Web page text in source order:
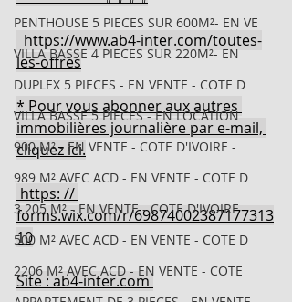
PENTHOUSE 5 PIECES SUR 600M²- EN VE
VILLA BASSE 4 PIECES SUR 220M²- EN
DUPLEX 5 PIECES - EN VENTE - COTE D
VILLA BASSE 5 PIECES - EN LOCATION
900 M² - EN VENTE - COTE D'IVOIRE -
989 M² AVEC ACD - EN VENTE - COTE D
3 205 M² - EN VENTE - COTE D'IVOIRE
500 M² AVEC ACD - EN VENTE - COTE D
2206 M² AVEC ACD - EN VENTE - COTE
https://www.ab4-inter.com/toutes-
les-offres
* Pour vous abonner aux autres
immobilières journalière par e-mail,
cliquez ici.
https: //
forms.wix.com/r/69874002387177313
10
Site : ab4-inter.com